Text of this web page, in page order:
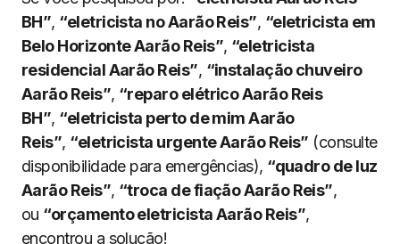
BH”, “eletricista no Aarão Reis”, “eletricista em
Belo Horizonte Aarão Reis”, “eletricista
residencial Aarão Reis”, “instalação chuveiro
Aarão Reis”, “reparo elétrico Aarão Reis
BH”, “eletricista perto de mim Aarão
Reis”, “eletricista urgente Aarão Reis” (consulte
disponibilidade para emergências), “quadro de luz
Aarão Reis”, “troca de fiação Aarão Reis”,
ou “orçamento eletricista Aarão Reis”,
encontrou a solução!